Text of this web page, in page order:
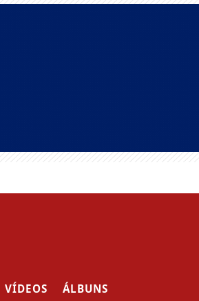
VÍDEOS ÁLBUNS